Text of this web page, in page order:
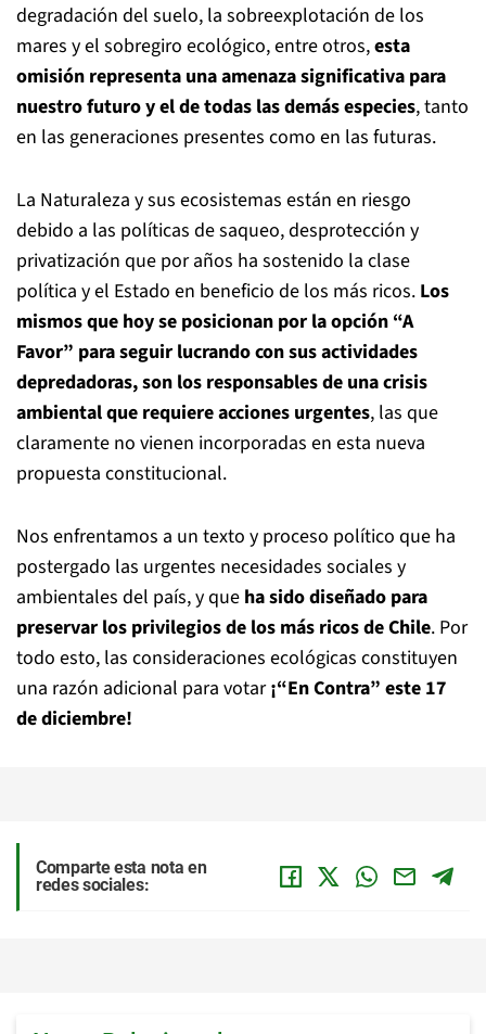
degradación del suelo, la sobreexplotación de los
mares y el sobregiro ecológico, entre otros,esta
omisión representa una amenaza significativa para
nuestro futuroy el de todas las demás especies, tanto
en las generaciones presentes como en las futuras.
La Naturaleza y sus ecosistemas están en riesgo
debido a las políticas de saqueo, desprotección y
privatización que por años ha sostenido la clase
política y el Estado en beneficio de los más ricos. Los
mismos que hoy se posicionan por la opción “A
Favor” para seguir lucrando con sus actividades
depredadoras, son los responsables de una crisis
ambiental que requiere acciones urgentes, las que
claramente no vienen incorporadas en esta nueva
propuesta constitucional.
Nos enfrentamos a un texto y proceso político que ha
postergado las urgentes necesidades sociales y
ambientales del país, y que ha sido diseñado para
preservar los privilegios de los más ricos de Chile. Por
todo esto, las consideraciones ecológicas constituyen
una razón adicional para votar¡“En Contra” este 17
de diciembre!
Comparte esta nota en
redes sociales: